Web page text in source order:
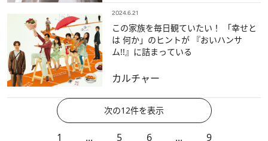
2024.6.21
この家族を毎日観ていたい！ 「幸せと
は 何か」のヒントが 『おいハンサ
ム!!』に詰まっている
カルチャー
次の12件を表示
1 ... 5 6 ... 9